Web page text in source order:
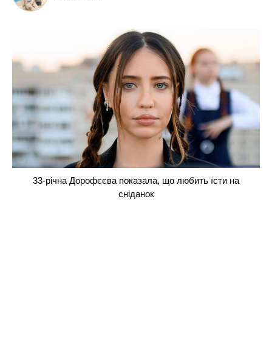
33-річна Дорофєєва показала, що любить їсти на
сніданок